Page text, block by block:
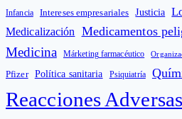
Infancia Intereses empresariales Justicia
Medicalización Medicamentos
Medicina Márketing farmacéutico
Pfizer Política sanitaria Psiquiatría
Reacciones